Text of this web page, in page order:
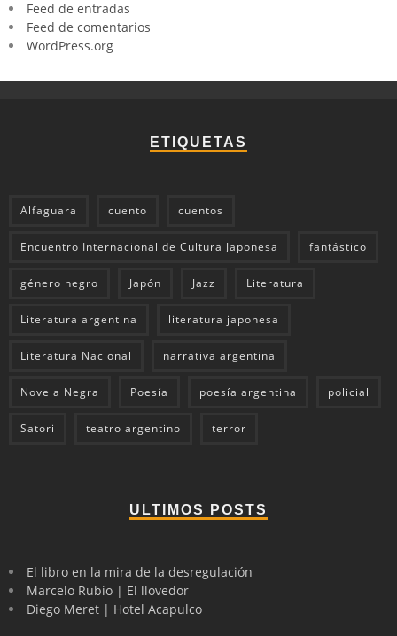
Feed de entradas
Feed de comentarios
WordPress.org
ETIQUETAS
Alfaguara cuento cuentos
Encuentro Internacional de Cultura Japonesa fantástico
género negro Japón Jazz Literatura
Literatura argentina literatura japonesa
Literatura Nacional narrativa argentina
Novela Negra Poesía poesía argentina policial
Satori teatro argentino terror
ULTIMOS POSTS
El libro en la mira de la desregulación
Marcelo Rubio | El llovedor
Diego Meret | Hotel Acapulco